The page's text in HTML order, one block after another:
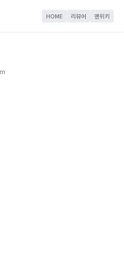
HOME 리뷰어 맨위키